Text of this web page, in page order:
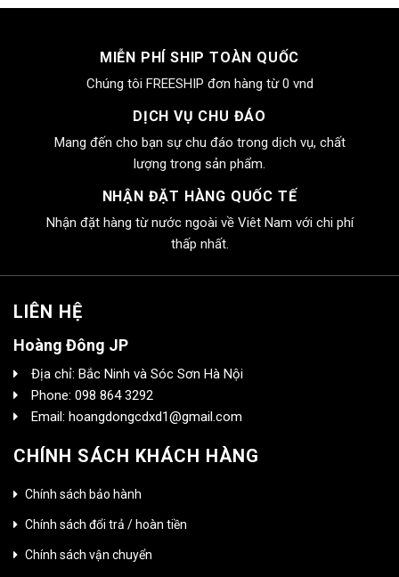
4.000.000₫.là:
MIỄN PHÍ SHIP TOÀN QUỐC
Chúng tôi FREESHIP đơn hàng từ 0 vnd
DỊCH VỤ CHU ĐÁO
Mang đến cho bạn sự chu đáo trong dịch vụ, chất
lượng trong sản phẩm.
NHẬN ĐẶT HÀNG QUỐC TẾ
Nhận đặt hàng từ nước ngoài về Viêt Nam với chi phí
thấp nhất.
LIÊN HỆ
Hoàng Đông JP
Địa chỉ: Bắc Ninh và Sóc Sơn Hà Nội
Phone: 098 864 3292
Email: hoangdongcdxd1@gmail.com
CHÍNH SÁCH KHÁCH HÀNG
Chính sách bảo hành
Chính sách đổi trả / hoàn tiền
Chính sách vận chuyển